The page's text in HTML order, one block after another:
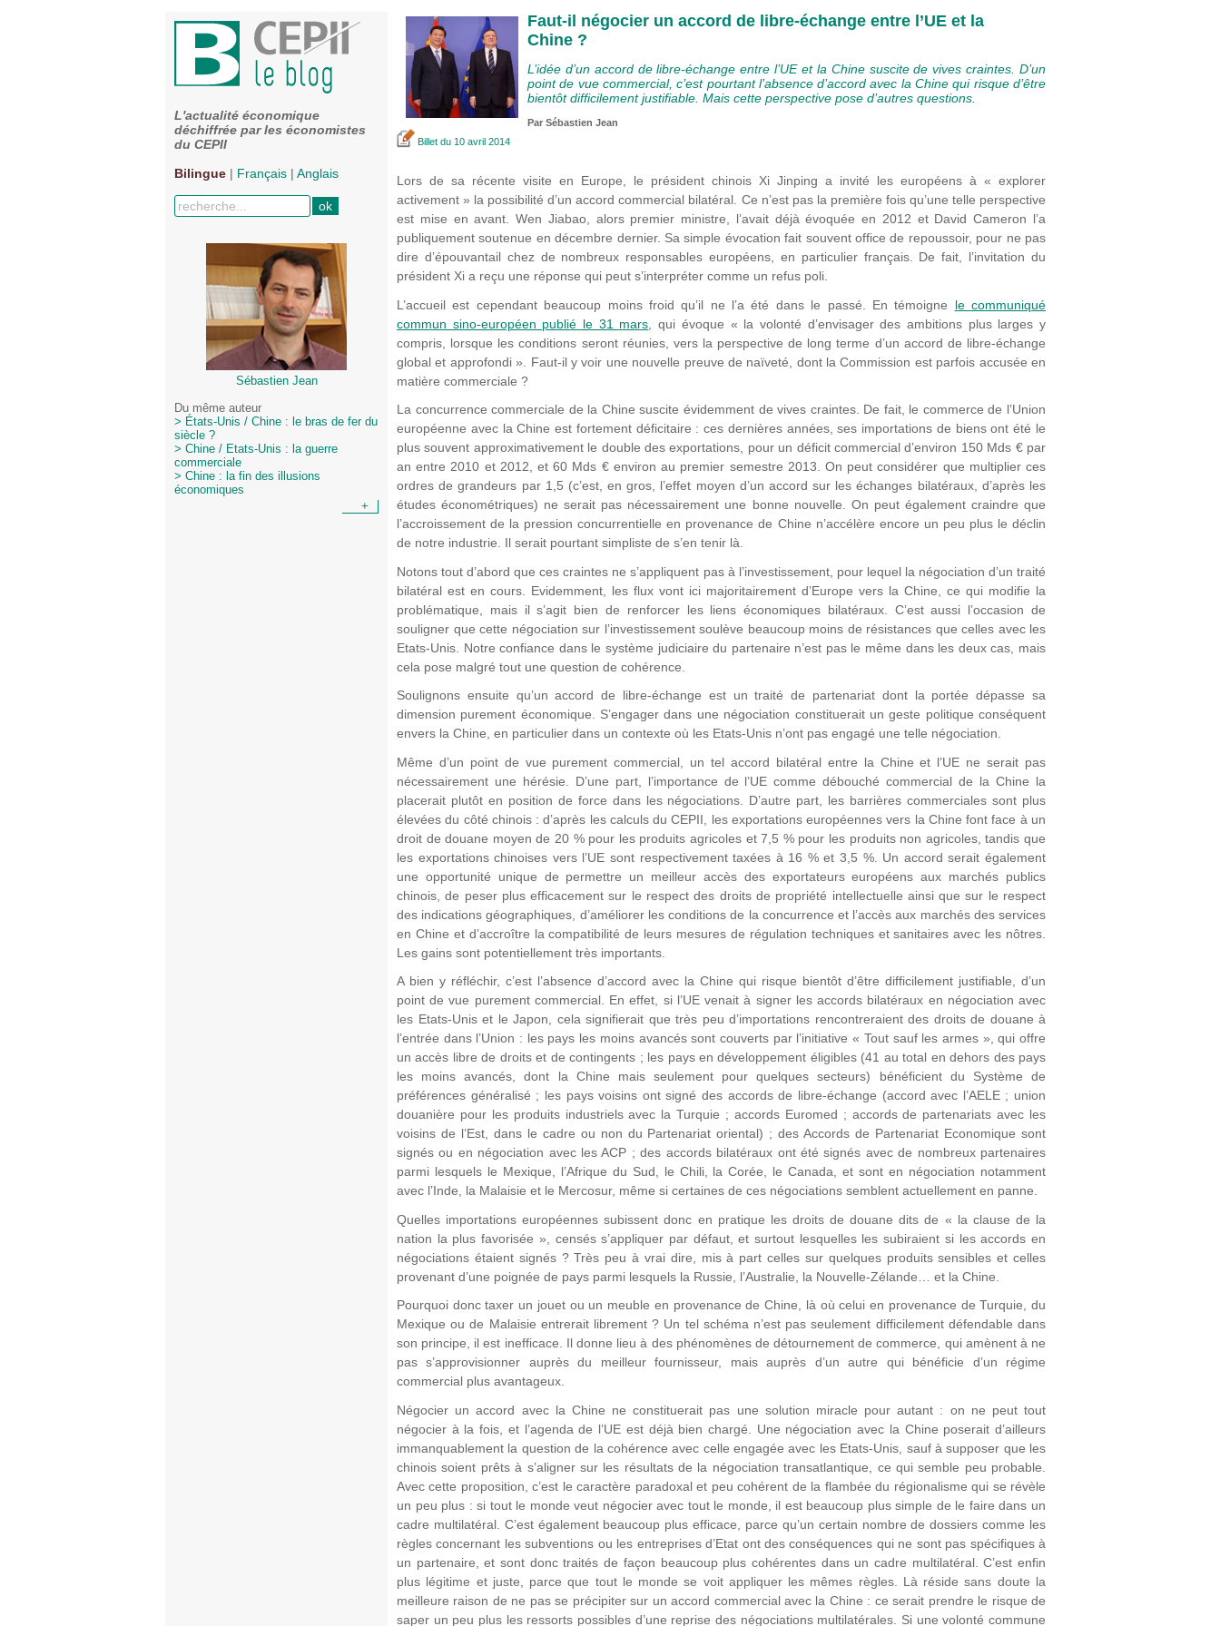
L'actualité économique
déchiffrée par les économistes
du CEPII
Bilingue | Français | Anglais
Sébastien Jean
Du même auteur
> États-Unis / Chine : le bras de fer du
siècle ?
> Chine / Etats-Unis : la guerre
commerciale
> Chine : la fin des illusions
économiques
+
Faut-il négocier un accord de libre-échange entre l’UE et la
Chine ?
L’idée d’un accord de libre-échange entre l’UE et la Chine suscite de vives craintes. D’un
point de vue commercial, c’est pourtant l’absence d’accord avec la Chine qui risque d’être
bientôt difficilement justifiable. Mais cette perspective pose d’autres questions.
Par Sébastien Jean
Billet du 10 avril 2014
Lors de sa récente visite en Europe, le président chinois Xi Jinping a invité les européens à « explorer
activement » la possibilité d’un accord commercial bilatéral. Ce n’est pas la première fois qu’une telle perspective
est mise en avant. Wen Jiabao, alors premier ministre, l’avait déjà évoquée en 2012 et David Cameron l’a
publiquement soutenue en décembre dernier. Sa simple évocation fait souvent office de repoussoir, pour ne pas
dire d’épouvantail chez de nombreux responsables européens, en particulier français. De fait, l’invitation du
président Xi a reçu une réponse qui peut s’interpréter comme un refus poli.
L’accueil est cependant beaucoup moins froid qu’il ne l’a été dans le passé. En témoigne le communiqué
commun sino-européen publié le 31 mars , qui évoque « la volonté d’envisager des ambitions plus larges y
compris, lorsque les conditions seront réunies, vers la perspective de long terme d’un accord de libre-échange
global et approfondi ». Faut-il y voir une nouvelle preuve de naïveté, dont la Commission est parfois accusée en
matière commerciale ?
La concurrence commerciale de la Chine suscite évidemment de vives craintes. De fait, le commerce de l’Union
européenne avec la Chine est fortement déficitaire : ces dernières années, ses importations de biens ont été le
plus souvent approximativement le double des exportations, pour un déficit commercial d’environ 150 Mds € par
an entre 2010 et 2012, et 60 Mds € environ au premier semestre 2013. On peut considérer que multiplier ces
ordres de grandeurs par 1,5 (c’est, en gros, l’effet moyen d’un accord sur les échanges bilatéraux, d’après les
études économétriques) ne serait pas nécessairement une bonne nouvelle. On peut également craindre que
l’accroissement de la pression concurrentielle en provenance de Chine n’accélère encore un peu plus le déclin
de notre industrie. Il serait pourtant simpliste de s’en tenir là.
Notons tout d’abord que ces craintes ne s’appliquent pas à l’investissement, pour lequel la négociation d’un traité
bilatéral est en cours. Evidemment, les flux vont ici majoritairement d’Europe vers la Chine, ce qui modifie la
problématique, mais il s’agit bien de renforcer les liens économiques bilatéraux. C’est aussi l’occasion de
souligner que cette négociation sur l’investissement soulève beaucoup moins de résistances que celles avec les
Etats-Unis. Notre confiance dans le système judiciaire du partenaire n’est pas le même dans les deux cas, mais
cela pose malgré tout une question de cohérence.
Soulignons ensuite qu’un accord de libre-échange est un traité de partenariat dont la portée dépasse sa
dimension purement économique. S’engager dans une négociation constituerait un geste politique conséquent
envers la Chine, en particulier dans un contexte où les Etats-Unis n’ont pas engagé une telle négociation.
Même d’un point de vue purement commercial, un tel accord bilatéral entre la Chine et l’UE ne serait pas
nécessairement une hérésie. D’une part, l’importance de l’UE comme débouché commercial de la Chine la
placerait plutôt en position de force dans les négociations. D’autre part, les barrières commerciales sont plus
élevées du côté chinois : d’après les calculs du CEPII, les exportations européennes vers la Chine font face à un
droit de douane moyen de 20 % pour les produits agricoles et 7,5 % pour les produits non agricoles, tandis que
les exportations chinoises vers l’UE sont respectivement taxées à 16 % et 3,5 %. Un accord serait également
une opportunité unique de permettre un meilleur accès des exportateurs européens aux marchés publics
chinois, de peser plus efficacement sur le respect des droits de propriété intellectuelle ainsi que sur le respect
des indications géographiques, d’améliorer les conditions de la concurrence et l’accès aux marchés des services
en Chine et d’accroître la compatibilité de leurs mesures de régulation techniques et sanitaires avec les nôtres.
Les gains sont potentiellement très importants.
A bien y réfléchir, c’est l’absence d’accord avec la Chine qui risque bientôt d’être difficilement justifiable, d’un
point de vue purement commercial. En effet, si l’UE venait à signer les accords bilatéraux en négociation avec
les Etats-Unis et le Japon, cela signifierait que très peu d’importations rencontreraient des droits de douane à
l’entrée dans l’Union : les pays les moins avancés sont couverts par l’initiative « Tout sauf les armes », qui offre
un accès libre de droits et de contingents ; les pays en développement éligibles (41 au total en dehors des pays
les moins avancés, dont la Chine mais seulement pour quelques secteurs) bénéficient du Système de
préférences généralisé ; les pays voisins ont signé des accords de libre-échange (accord avec l’AELE ; union
douanière pour les produits industriels avec la Turquie ; accords Euromed ; accords de partenariats avec les
voisins de l’Est, dans le cadre ou non du Partenariat oriental) ; des Accords de Partenariat Economique sont
signés ou en négociation avec les ACP ; des accords bilatéraux ont été signés avec de nombreux partenaires
parmi lesquels le Mexique, l’Afrique du Sud, le Chili, la Corée, le Canada, et sont en négociation notamment
avec l’Inde, la Malaisie et le Mercosur, même si certaines de ces négociations semblent actuellement en panne.
Quelles importations européennes subissent donc en pratique les droits de douane dits de « la clause de la
nation la plus favorisée », censés s’appliquer par défaut, et surtout lesquelles les subiraient si les accords en
négociations étaient signés ? Très peu à vrai dire, mis à part celles sur quelques produits sensibles et celles
provenant d’une poignée de pays parmi lesquels la Russie, l’Australie, la Nouvelle-Zélande… et la Chine.
Pourquoi donc taxer un jouet ou un meuble en provenance de Chine, là où celui en provenance de Turquie, du
Mexique ou de Malaisie entrerait librement ? Un tel schéma n’est pas seulement difficilement défendable dans
son principe, il est inefficace. Il donne lieu à des phénomènes de détournement de commerce, qui amènent à ne
pas s’approvisionner auprès du meilleur fournisseur, mais auprès d’un autre qui bénéficie d’un régime
commercial plus avantageux.
Négocier un accord avec la Chine ne constituerait pas une solution miracle pour autant : on ne peut tout
négocier à la fois, et l’agenda de l’UE est déjà bien chargé. Une négociation avec la Chine poserait d’ailleurs
immanquablement la question de la cohérence avec celle engagée avec les Etats-Unis, sauf à supposer que les
chinois soient prêts à s’aligner sur les résultats de la négociation transatlantique, ce qui semble peu probable.
Avec cette proposition, c’est le caractère paradoxal et peu cohérent de la flambée du régionalisme qui se révèle
un peu plus : si tout le monde veut négocier avec tout le monde, il est beaucoup plus simple de le faire dans un
cadre multilatéral. C’est également beaucoup plus efficace, parce qu’un certain nombre de dossiers comme les
règles concernant les subventions ou les entreprises d’Etat ont des conséquences qui ne sont pas spécifiques à
un partenaire, et sont donc traités de façon beaucoup plus cohérentes dans un cadre multilatéral. C’est enfin
plus légitime et juste, parce que tout le monde se voit appliquer les mêmes règles. Là réside sans doute la
meilleure raison de ne pas se précipiter sur un accord commercial avec la Chine : ce serait prendre le risque de
saper un peu plus les ressorts possibles d’une reprise des négociations multilatérales. Si une volonté commune